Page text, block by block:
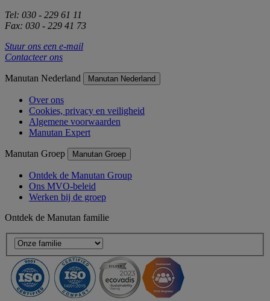
Tel: 030 - 229 61 11
Fax: 030 - 229 41 73
Stuur ons een e-mail
Contacteer ons
Manutan Nederland Manutan Nederland
Over ons
Cookies, privacy en veiligheid
Algemene voorwaarden
Manutan Expert
Manutan Groep Manutan Groep
Ontdek de Manutan Group
Ons MVO-beleid
Werken bij de groep
Ontdek de Manutan familie